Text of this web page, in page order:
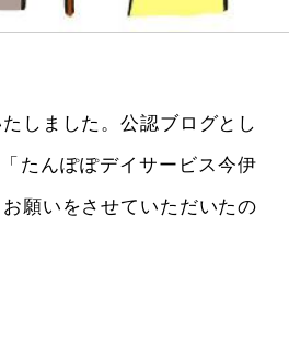
しました。公認ブログとし
たんぽぽデイサービス今伊
願いをさせていただいたの